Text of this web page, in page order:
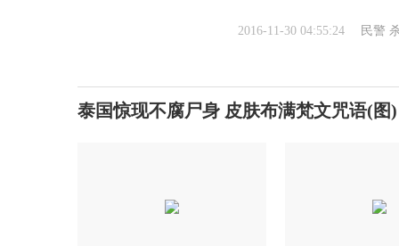
2016-11-30 04:55:24 民警
泰国惊现不腐尸身 皮肤布满梵文咒语(图)